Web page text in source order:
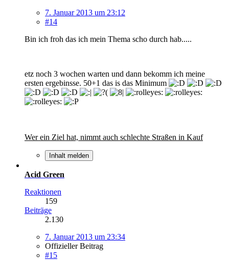
7. Januar 2013 um 23:12
#14
Bin ich froh das ich mein Thema scho durch hab.....
etz noch 3 wochen warten und dann bekomm ich meine
ersten ergebinsse. 50+1 das is das Minimum
Wer ein Ziel hat, nimmt auch schlechte Straßen in Kauf
Inhalt melden
Acid Green
Reaktionen
159
Beiträge
2.130
7. Januar 2013 um 23:34
Offizieller Beitrag
#15